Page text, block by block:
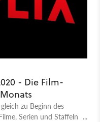
- Die Film-
zu Beginn des
Serien und Staffeln